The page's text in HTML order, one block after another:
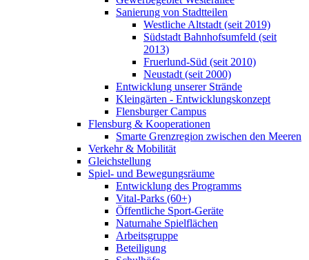
Sanierung von Stadtteilen
Westliche Altstadt (seit 2019)
Südstadt Bahnhofsumfeld (seit
2013)
Fruerlund-Süd (seit 2010)
Neustadt (seit 2000)
Entwicklung unserer Strände
Kleingärten - Entwicklungskonzept
Flensburger Campus
Flensburg & Kooperationen
Smarte Grenzregion zwischen den Meeren
Verkehr & Mobilität
Gleichstellung
Spiel- und Bewegungsräume
Entwicklung des Programms
Vital-Parks (60+)
Öffentliche Sport-Geräte
Naturnahe Spielflächen
Arbeitsgruppe
Beteiligung